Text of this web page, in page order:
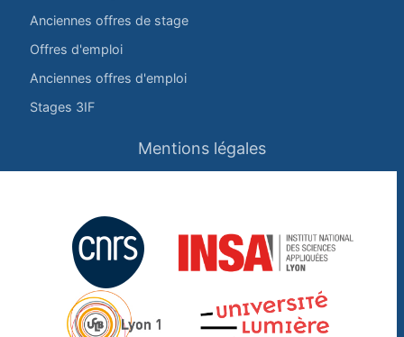
Anciennes offres de stage
Offres d'emploi
Anciennes offres d'emploi
Stages 3IF
Mentions légales